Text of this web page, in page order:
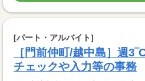
[パート・アルバイト]
［門前仲町/越中島］週
チェックや入力等の事務